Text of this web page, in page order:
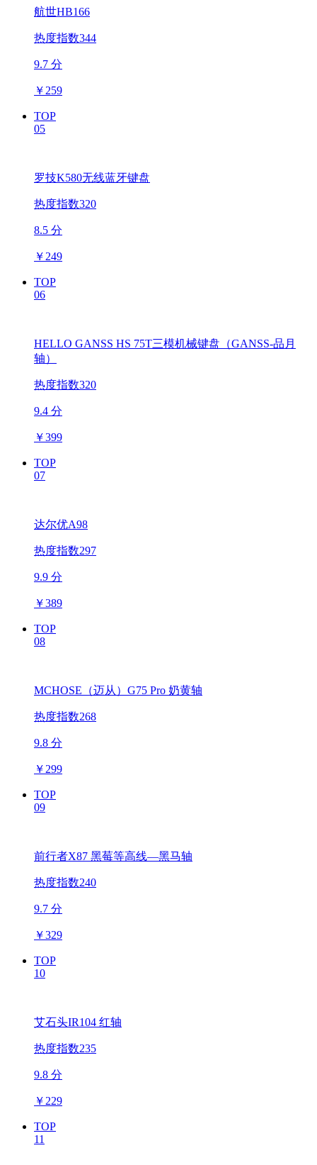
航世HB166
热度指数344
9.7 分
￥ 259
TOP
05
罗技K580无线蓝牙键盘
热度指数320
8.5 分
￥ 249
TOP
06
HELLO GANSS HS 75T三模机械键盘（GANSS-品月
轴）
热度指数320
9.4 分
￥399
TOP
07
达尔优A98
热度指数297
9.9 分
￥389
TOP
08
MCHOSE（迈从）G75 Pro 奶黄轴
热度指数268
9.8 分
￥ 299
TOP
09
前行者X87 黑莓等高线—黑马轴
热度指数240
9.7 分
￥329
TOP
10
艾石头IR104 红轴
热度指数235
9.8 分
￥ 229
TOP
11